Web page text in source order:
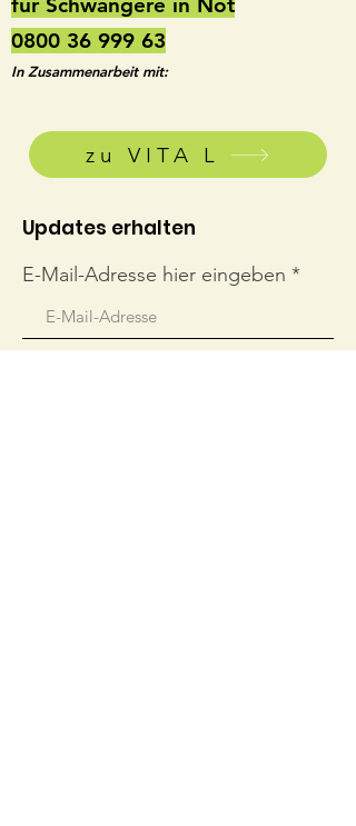
0800 36 999 63
In Zusammenarbeit mit:
zu VITA L
Updates erhalten
E-Mail-Adresse hier eingeben